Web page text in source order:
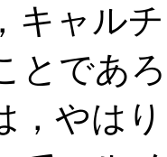
キャル
とであ
，やは